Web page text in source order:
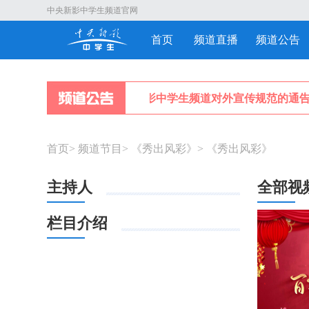
中央新影中学生频道官网
首页 频道直播 频道公告
关于中央新影中学生频道对外宣传规范的通告
首页> 频道节目 > 《秀出风彩》 > 《秀出风彩》
主持人
栏目介绍
全部视